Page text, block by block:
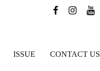
ISSUE CONTACT US